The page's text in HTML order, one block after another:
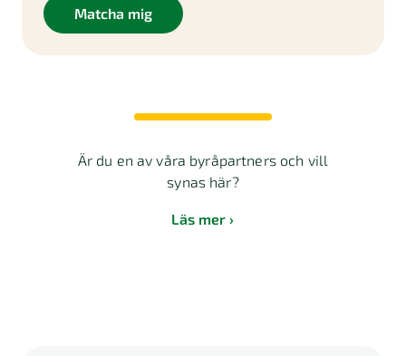
Matcha mig
Är du en av våra byråpartners och vill
synas här?
Läs mer